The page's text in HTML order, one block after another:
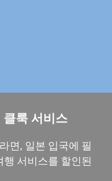
룩 서비스
면, 일본 입국에 필
서비스를 할인된